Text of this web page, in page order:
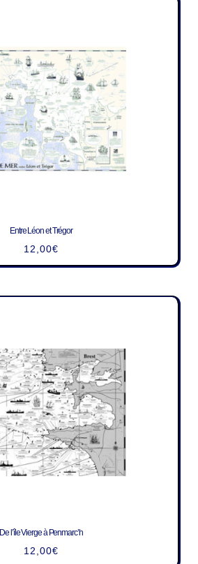
Entre Léon et Trégor
12,00€
De l’île Vierge à Penmarc’h
12,00€